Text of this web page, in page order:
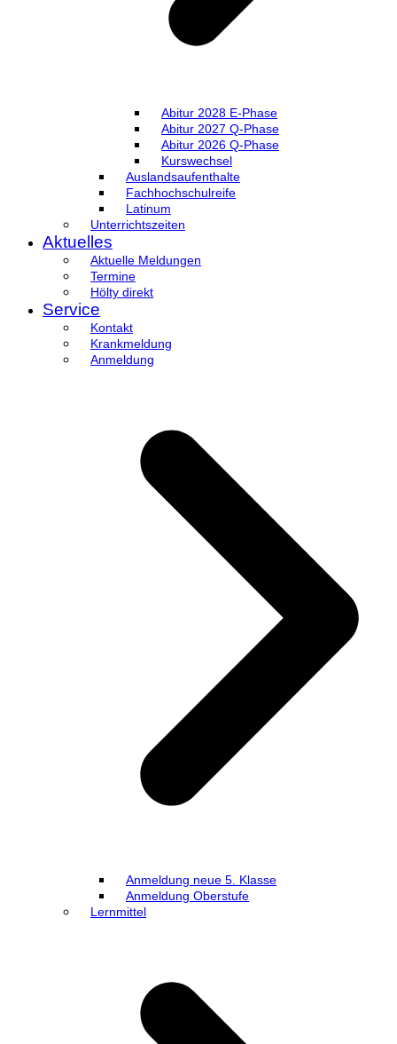
Abitur 2028 E-Phase
Abitur 2027 Q-Phase
Abitur 2026 Q-Phase
Kurswechsel
Auslandsaufenthalte
Fachhochschulreife
Latinum
Unterrichtszeiten
Aktuelles
Aktuelle Meldungen
Termine
Hölty direkt
Service
Kontakt
Krankmeldung
Anmeldung
Anmeldung neue 5. Klasse
Anmeldung Oberstufe
Lernmittel